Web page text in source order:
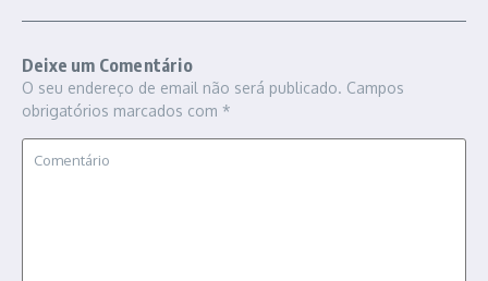
Deixe um Comentário
O seu endereço de email não será publicado. Campos
obrigatórios marcados com *